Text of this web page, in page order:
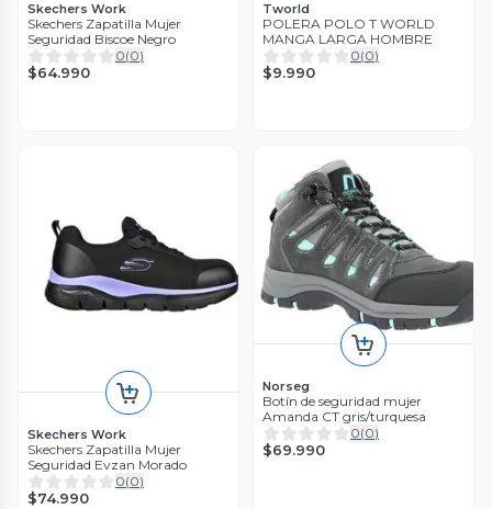
Skechers Work
Skechers Zapatilla Mujer
Seguridad Biscoe Negro
0(0)
$64.990
Tworld
POLERA POLO T WORLD
MANGA LARGA HOMBRE
0(0)
$9.990
Skechers Work
Skechers Zapatilla Mujer
Seguridad Evzan Morado
0(0)
$74.990
Norseg
Botín de seguridad mujer
Amanda CT gris/turquesa
0(0)
$69.990